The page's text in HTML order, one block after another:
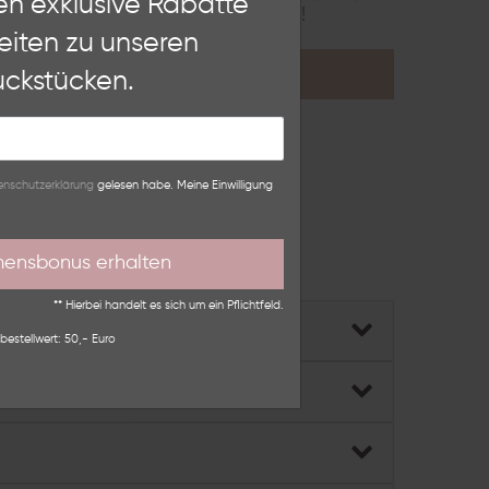
Erfahre hier mehr über uns!
das Kontaktformular.
Einstellungen
zu unseren
gelesen habe. Meine Einwilligung
erhalten
** Hierbei handelt es sich um ein Pflichtfeld.
50,- Euro